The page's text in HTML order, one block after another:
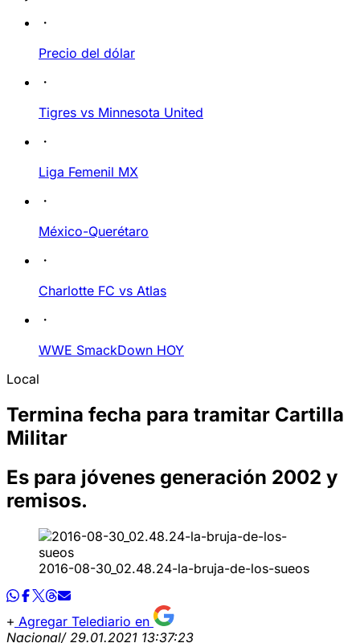
Precio del dólar
Tigres vs Minnesota United
Liga Femenil MX
México-Querétaro
Charlotte FC vs Atlas
WWE SmackDown HOY
Local
Termina fecha para tramitar Cartilla
Militar
Es para jóvenes generación 2002 y
remisos.
2016-08-30_02.48.24-la-bruja-de-los-sueos
Agregar Telediario en
Nacional/ 29.01.2021 13:37:23